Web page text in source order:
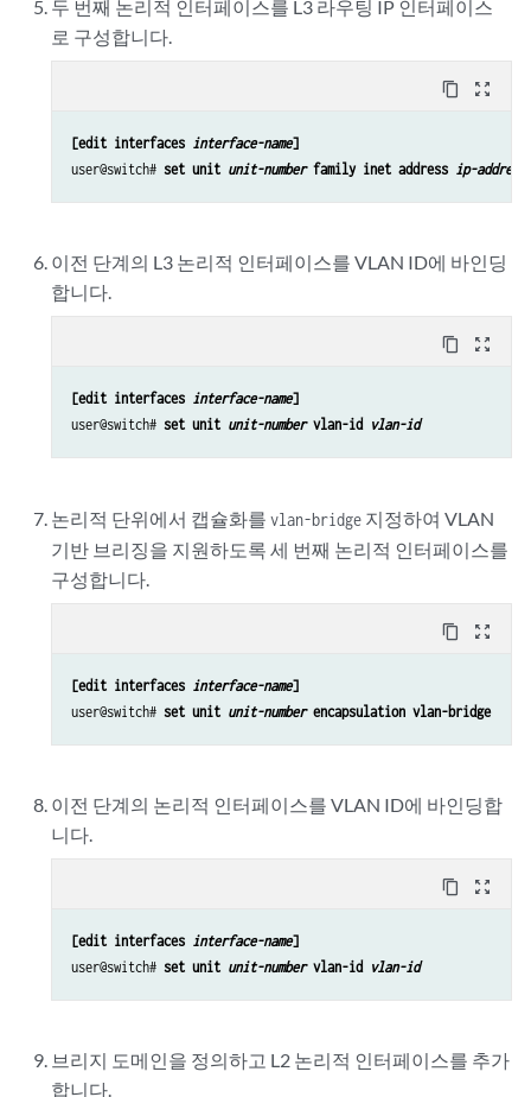
두 번째 논리적 인터페이스를 L3 라우팅 IP 인터페이스
로 구성합니다.
content_copy zoom_out_map
[edit interfaces interface-name]
user@switch# set unit unit-number family inet address ip-
이전 단계의 L3 논리적 인터페이스를 VLAN ID에 바인딩
합니다.
content_copy zoom_out_map
[edit interfaces interface-name]
user@switch# set unit unit-number vlan-id vlan-id
논리적 단위에서 캡슐화를vlan-bridge 지정하여 VLAN
기반 브리징을 지원하도록 세 번째 논리적 인터페이스를
구성합니다.
content_copy zoom_out_map
[edit interfaces interface-name]
user@switch# set unit unit-number encapsulation vlan-bridge
이전 단계의 논리적 인터페이스를 VLAN ID에 바인딩합
니다.
content_copy zoom_out_map
[edit interfaces interface-name]
user@switch# set unit unit-number vlan-id vlan-id
브리지 도메인을 정의하고 L2 논리적 인터페이스를 추가
합니다.